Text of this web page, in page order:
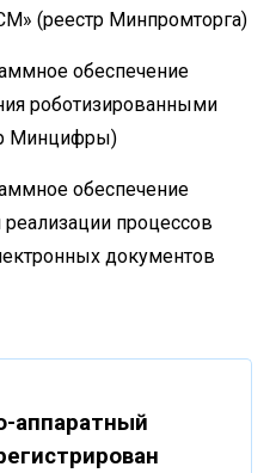
(реестр Минпромторга)
обеспечение
роботизированными
Минцифры)
обеспечение
процессов
документов
аппаратный